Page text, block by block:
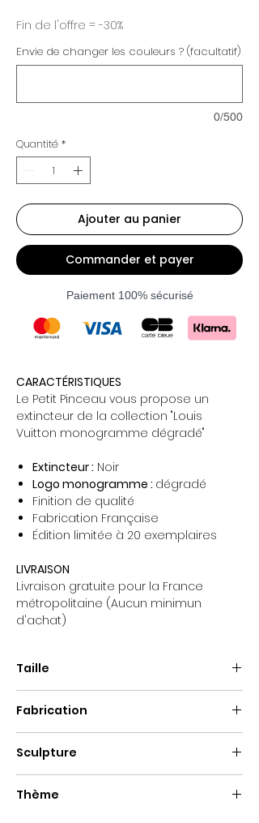
Fin de l'offre = -30%
Envie de changer les couleurs ? (facultatif)
0/500
Quantité *
Ajouter au panier
Commander et payer
Paiement 100% sécurisé
CARACTÉRISTIQUES
Le Petit Pinceau vous propose un
extincteur de la collection "Louis
Vuitton monogramme dégradé"
Extincteur : Noir
Logo monogramme : dégradé
Finition de qualité
Fabrication Française
Édition limitée à 20 exemplaires
LIVRAISON
Livraison gratuite pour la France
métropolitaine (Aucun minimun
d'achat)
Taille
Fabrication
Sculpture
Thème